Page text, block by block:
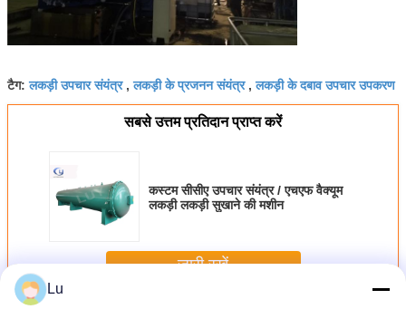
टैग:लकड़ी उपचार संयंत्र,लकड़ी के प्रजनन संयंत्र,लकड़ी के दबाव उपचार उपकरण
सबसे उत्तम प्रतिदान प्राप्त करें
कस्टम सीसीए उपचार संयंत्र / एचएफ वैक्यूम
लकड़ी लकड़ी सुखाने की मशीन
जारी रखें
Lu